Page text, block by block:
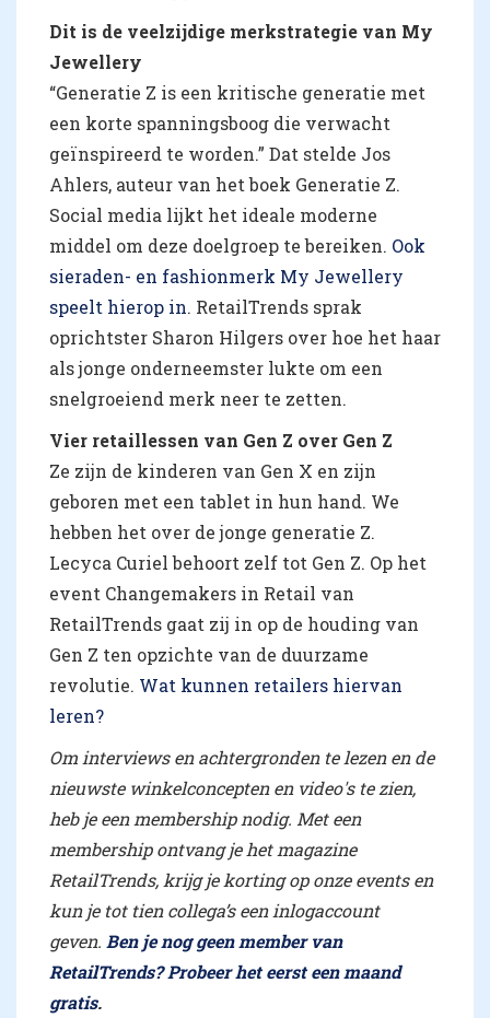
Dit is de veelzijdige merkstrategie van My
Jewellery
“Generatie Z is een kritische generatie met
een korte spanningsboog die verwacht
geïnspireerd te worden.” Dat stelde Jos
Ahlers, auteur van het boek Generatie Z.
Social media lijkt het ideale moderne
middel om deze doelgroep te bereiken. Ook
sieraden- en fashionmerk My Jewellery
speelt hierop in. RetailTrends sprak
oprichtster Sharon Hilgers over hoe het haar
als jonge onderneemster lukte om een
snelgroeiend merk neer te zetten.
Vier retaillessen van Gen Z over Gen Z
Ze zijn de kinderen van Gen X en zijn
geboren met een tablet in hun hand. We
hebben het over de jonge generatie Z.
Lecyca Curiel behoort zelf tot Gen Z. Op het
event Changemakers in Retail van
RetailTrends gaat zij in op de houding van
Gen Z ten opzichte van de duurzame
revolutie. Wat kunnen retailers hiervan
leren?
Om interviews en achtergronden te lezen en de
nieuwste winkelconcepten en video's te zien,
heb je een membership nodig. Met een
membership ontvang je het magazine
RetailTrends, krijg je korting op onze events en
kun je tot tien collega’s een inlogaccount
geven. Ben je nog geen member van
RetailTrends? Probeer het eerst een maand
gratis.